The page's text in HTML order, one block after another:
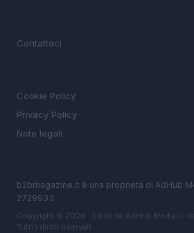
Contattaci
Cookie Policy
Privacy Policy
Note legali
b2bmagazine.it è una proprietà di AdHub
2729933
Copyright © 2026 · Edito da AdHub Media —
Tutti i diritti riservati